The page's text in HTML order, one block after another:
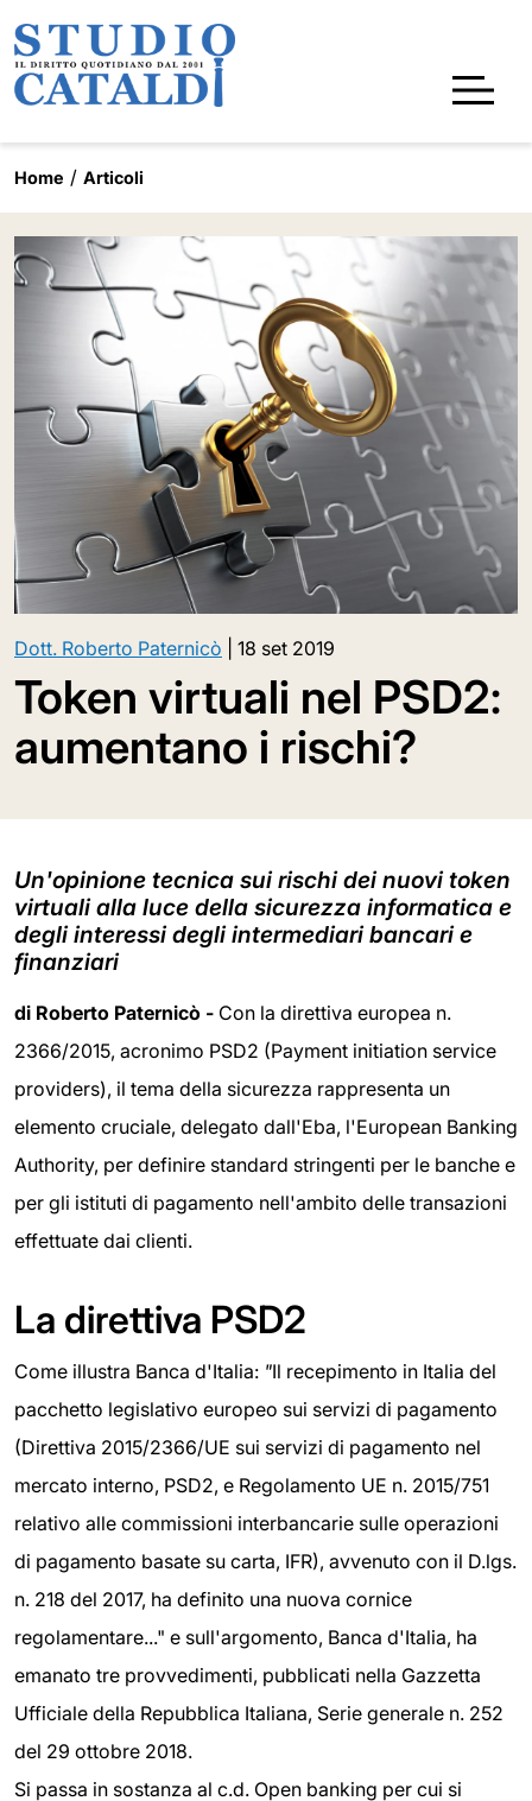
Home Articoli
Dott. Roberto Paternicò 18 set 2019
Token virtuali nel PSD2:
aumentano i rischi?
Un'opinione tecnica sui rischi dei nuovi token
virtuali alla luce della sicurezza informatica e
degli interessi degli intermediari bancari e
finanziari
di Roberto Paternicò - Con la direttiva europea n.
2366/2015, acronimo PSD2 (Payment initiation service
providers), il tema della sicurezza rappresenta un
elemento cruciale, delegato dall'Eba, l'European Banking
Authority, per definire standard stringenti per le banche e
per gli istituti di pagamento nell'ambito delle transazioni
effettuate dai clienti.
La direttiva PSD2
Come illustra Banca d'Italia: "Il recepimento in Italia del
pacchetto legislativo europeo sui servizi di pagamento
(Direttiva 2015/2366/UE sui servizi di pagamento nel
mercato interno, PSD2, e Regolamento UE n. 2015/751
relativo alle commissioni interbancarie sulle operazioni
di pagamento basate su carta, IFR), avvenuto con il D.lgs.
n. 218 del 2017, ha definito una nuova cornice
regolamentare..." e sull'argomento, Banca d'Italia, ha
emanato tre provvedimenti, pubblicati nella Gazzetta
Ufficiale della Repubblica Italiana, Serie generale n. 252
del 29 ottobre 2018.
Si passa in sostanza al c.d. Open banking per cui si